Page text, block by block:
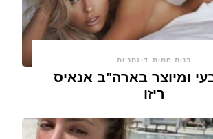
בנות חמות דוגמניות
ומיוצר בארה"ב אנאיס
ריזו